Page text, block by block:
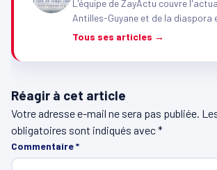
L'équipe de ZayActu couvre
Antilles-Guyane et de la diaspora
Tous ses articles →
Réagir à cet article
Votre adresse e-mail ne sera pas publiée.
obligatoires sont indiqués avec*
Commentaire*